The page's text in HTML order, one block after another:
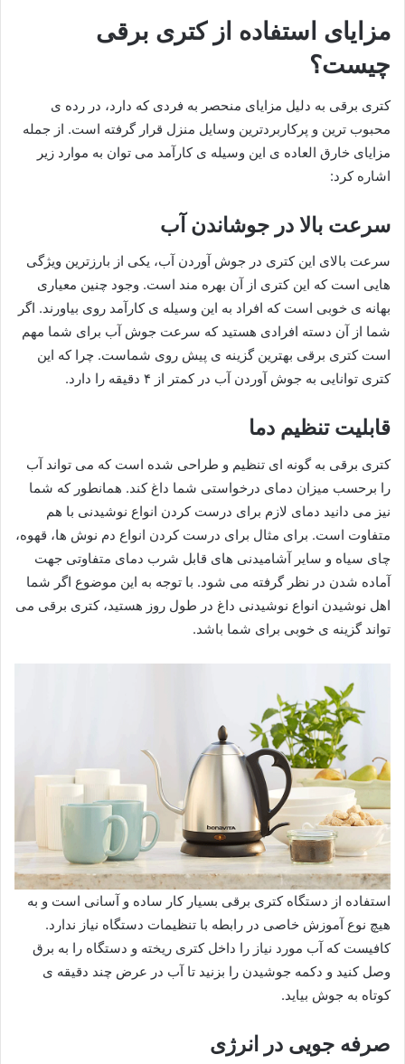
مزایای استفاده از کتری برقی
چیست؟
کتری برقی به دلیل مزایای منحصر به فردی که دارد، در رده ی
محبوب ترین و پرکاربردترین وسایل منزل قرار گرفته است. از جمله
مزایای خارق العاده ی این وسیله ی کارآمد می توان به موارد زیر
اشاره کرد:
سرعت بالا در جوشاندن آب
سرعت بالای این کتری در جوش آوردن آب، یکی از بارزترین ویژگی
هایی است که این کتری از آن بهره مند است. وجود چنین معیاری
بهانه ی خوبی است که افراد به این وسیله ی کارآمد روی بیاورند. اگر
شما از آن دسته افرادی هستید که سرعت جوش آب برای شما مهم
است کتری برقی بهترین گزینه ی پیش روی شماست. چرا که این
کتری توانایی به جوش آوردن آب در کمتر از ۴ دقیقه را دارد.
قابلیت تنظیم دما
کتری برقی به گونه ای تنظیم و طراحی شده است که می تواند آب
را برحسب میزان دمای درخواستی شما داغ کند. همانطور که شما
نیز می دانید دمای لازم برای درست کردن انواع نوشیدنی با هم
متفاوت است. برای مثال برای درست کردن انواع دم نوش ها، قهوه،
چای سیاه و سایر آشامیدنی های قابل شرب دمای متفاوتی جهت
آماده شدن در نظر گرفته می شود. با توجه به این موضوع اگر شما
اهل نوشیدن انواع نوشیدنی داغ در طول روز هستید، کتری برقی می
تواند گزینه ی خوبی برای شما باشد.
استفاده از دستگاه کتری برقی بسیار کار ساده و آسانی است و به
هیچ نوع آموزش خاصی در رابطه با تنظیمات دستگاه نیاز ندارد.
کافیست که آب مورد نیاز را داخل کتری ریخته و دستگاه را به برق
وصل کنید و دکمه جوشیدن را بزنید تا آب در عرض چند دقیقه ی
کوتاه به جوش بیاید.
صرفه جویی در انرژی